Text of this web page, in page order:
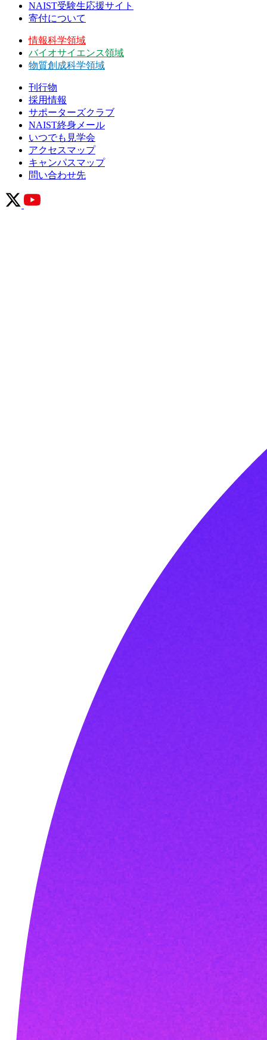
NAIST受験生応援サイト
寄付について
情報科学領域
バイオサイエンス領域
物質創成科学領域
刊行物
採用情報
サポーターズクラブ
NAIST終身メール
いつでも見学会
アクセスマップ
キャンパスマップ
問い合わせ先